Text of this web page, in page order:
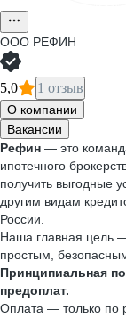
ООО РЕФИН
5,0 1 отзыв
О компании
Вакансии
Рефин — это
ипотечного
получить выгодные
другим видам
России.
Наша главная цель
простым,
Принципиальная
предоплат.
Оплата — только по